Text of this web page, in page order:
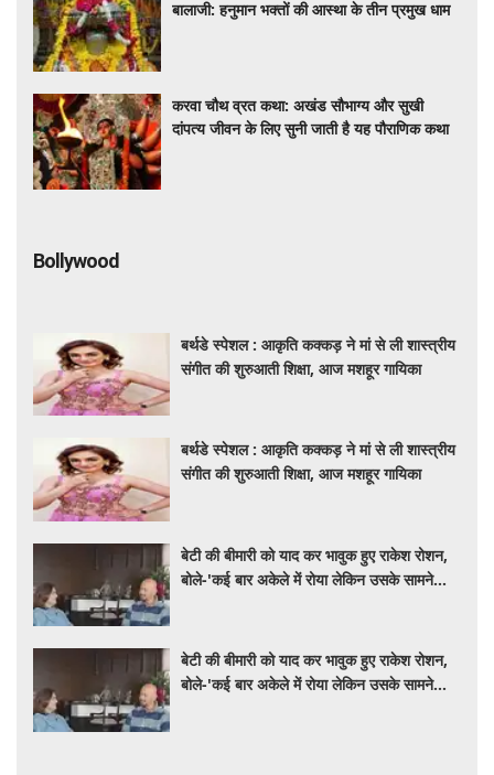
बालाजी: हनुमान भक्तों की आस्था के तीन प्रमुख धाम
करवा चौथ व्रत कथा: अखंड सौभाग्य और सुखी
दांपत्य जीवन के लिए सुनी जाती है यह पौराणिक कथा
Bollywood
बर्थडे स्पेशल : आकृति कक्कड़ ने मां से ली शास्त्रीय
संगीत की शुरुआती शिक्षा, आज मशहूर गायिका
बर्थडे स्पेशल : आकृति कक्कड़ ने मां से ली शास्त्रीय
संगीत की शुरुआती शिक्षा, आज मशहूर गायिका
बेटी की बीमारी को याद कर भावुक हुए राकेश रोशन,
बोले-'कई बार अकेले में रोया लेकिन उसके सामने
बेटी की बीमारी को याद कर भावुक हुए राकेश रोशन,
बोले-'कई बार अकेले में रोया लेकिन उसके सामने